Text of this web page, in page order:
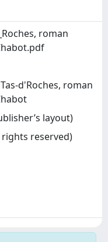
roman
d'Roches, roman
layout)
reserved)